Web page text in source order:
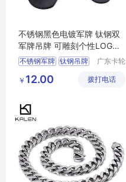
不锈钢黑色电镀军牌 钛钢双
军牌吊牌 可雕刻个性LOGO
刻字
不锈钢军牌 钛钢吊牌
双军牌吊牌
电镀军牌
广东卡轮
公司
￥ 12.00 拨打电话